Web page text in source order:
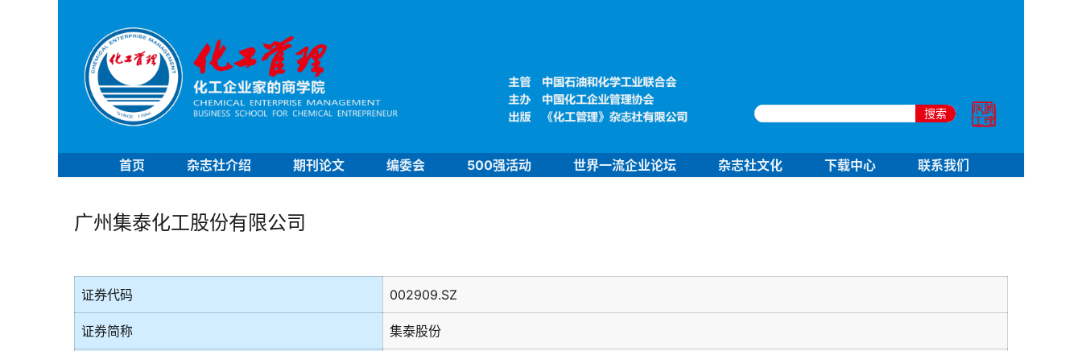
搜索
首页 杂志社介绍 期刊论文 编委会 500强活动 世界一流企业论坛 杂志社文化 下载中心 联系我们
广州集泰化工股份有限公司
证券代码 002909.SZ
证券简称 集泰股份